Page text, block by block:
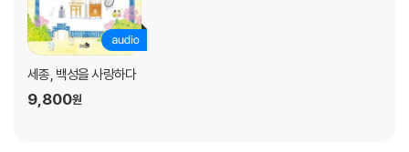
세종, 백성을 사랑하다
9,800원